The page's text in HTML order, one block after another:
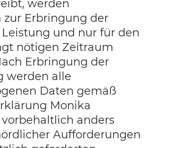
werden
zur Erbringung der
und nur für den
nötigen Zeitraum
Erbringung der
werden alle
Daten gemäß
Monika
anders
Aufforderungen